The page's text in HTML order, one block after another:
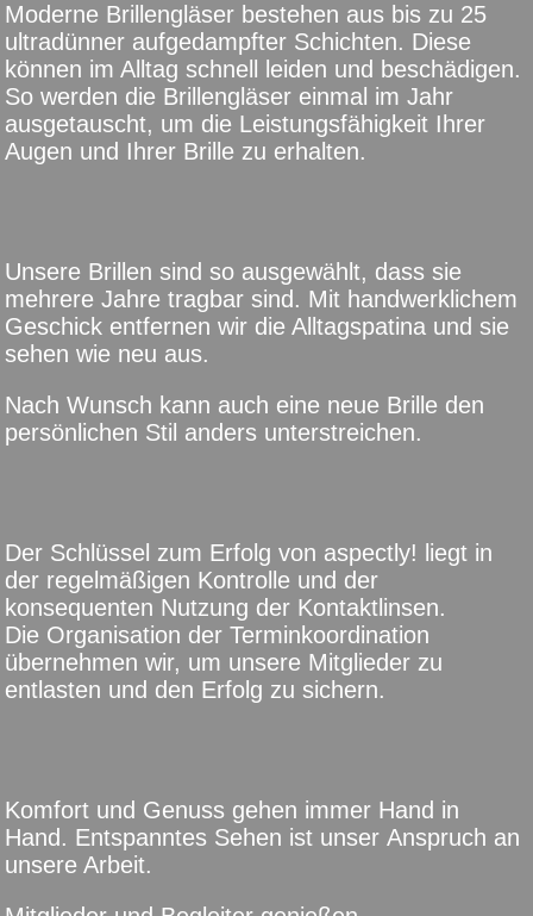
Moderne Brillengläser bestehen aus bis zu 25
ultradünner aufgedampfter Schichten. Diese
können im Alltag schnell leiden und beschädigen.
So werden die Brillengläser einmal im Jahr
ausgetauscht, um die Leistungsfähigkeit Ihrer
Augen und Ihrer Brille zu erhalten.
Unsere Brillen sind so ausgewählt, dass sie
mehrere Jahre tragbar sind. Mit handwerklichem
Geschick entfernen wir die Alltagspatina und sie
sehen wie neu aus.
Nach Wunsch kann auch eine neue Brille den
persönlichen Stil anders unterstreichen.
Der Schlüssel zum Erfolg von aspectly! liegt in
der regelmäßigen Kontrolle und der
konsequenten Nutzung der Kontaktlinsen.
Die Organisation der Terminkoordination
übernehmen wir, um unsere Mitglieder zu
entlasten und den Erfolg zu sichern.
Komfort und Genuss gehen immer Hand in
Hand. Entspanntes Sehen ist unser Anspruch an
unsere Arbeit.